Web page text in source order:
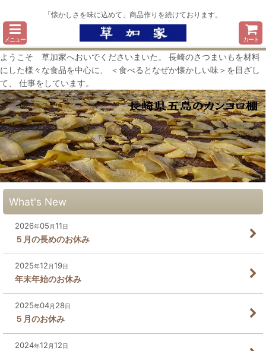
「懐かしさを味に込めて」商品作りを続けております。
メニュー カート
ようこそ 草加家へおいでくださいまいた。 長崎のさつまいもを材料
にした様々な食品を中心に、 ＜食べるとなぜか懐かしい味＞を目ざし
て、 仕事をしています。
What's New
2026年05 月11日
５月の長めのお休み
2025年12 月19日
年末年始のお休み
2025年04月 28日
５月のお休み
2024年12 月12日